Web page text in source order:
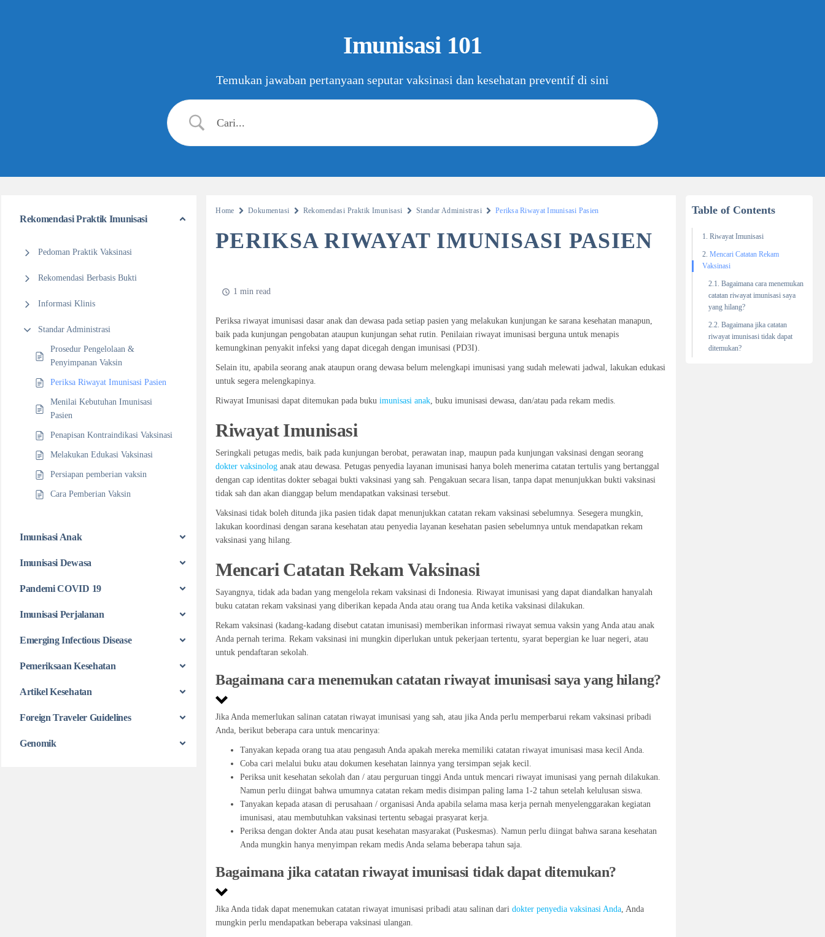
Imunisasi 101
Temukan jawaban pertanyaan seputar vaksinasi dan kesehatan preventif di sini
Rekomendasi Praktik Imunisasi
Pedoman Praktik Vaksinasi
Rekomendasi Berbasis Bukti
Informasi Klinis
Standar Administrasi
Prosedur Pengelolaan &
Penyimpanan Vaksin
Periksa Riwayat Imunisasi Pasien
Menilai Kebutuhan Imunisasi
Pasien
Penapisan Kontraindikasi Vaksinasi
Melakukan Edukasi Vaksinasi
Persiapan pemberian vaksin
Cara Pemberian Vaksin
Imunisasi Anak
Imunisasi Dewasa
Pandemi COVID 19
Imunisasi Perjalanan
Emerging Infectious Disease
Pemeriksaan Kesehatan
Artikel Kesehatan
Foreign Traveler Guidelines
Genomik
Home Dokumentasi Rekomendasi Praktik Imunisasi Standar Administrasi Periksa Riwayat Imunisasi Pasien
PERIKSA RIWAYAT IMUNISASI PASIEN
1 min read
Periksa riwayat imunisasi dasar anak dan dewasa pada setiap pasien yang melakukan kunjungan ke sarana kesehatan manapun,
baik pada kunjungan pengobatan ataupun kunjungan sehat rutin. Penilaian riwayat imunisasi berguna untuk menapis
kemungkinan penyakit infeksi yang dapat dicegah dengan imunisasi (PD3I).
Selain itu, apabila seorang anak ataupun orang dewasa belum melengkapi imunisasi yang sudah melewati jadwal, lakukan edukasi
untuk segera melengkapinya.
Riwayat Imunisasi dapat ditemukan pada bukuimunisasi anak, buku imunisasi dewasa, dan/atau pada rekam medis.
Riwayat Imunisasi
Seringkali petugas medis, baik pada kunjungan berobat, perawatan inap, maupun pada kunjungan vaksinasi dengan seorang
dokter vaksinolog anak atau dewasa. Petugas penyedia layanan imunisasi hanya boleh menerima catatan tertulis yang bertanggal
dengan cap identitas dokter sebagai bukti vaksinasi yang sah. Pengakuan secara lisan, tanpa dapat menunjukkan bukti vaksinasi
tidak sah dan akan dianggap belum mendapatkan vaksinasi tersebut.
Vaksinasi tidak boleh ditunda jika pasien tidak dapat menunjukkan catatan rekam vaksinasi sebelumnya. Sesegera mungkin,
lakukan koordinasi dengan sarana kesehatan atau penyedia layanan kesehatan pasien sebelumnya untuk mendapatkan rekam
vaksinasi yang hilang.
Mencari Catatan Rekam Vaksinasi
Sayangnya, tidak ada badan yang mengelola rekam vaksinasi di Indonesia. Riwayat imunisasi yang dapat diandalkan hanyalah
buku catatan rekam vaksinasi yang diberikan kepada Anda atau orang tua Anda ketika vaksinasi dilakukan.
Rekam vaksinasi (kadang-kadang disebut catatan imunisasi) memberikan informasi riwayat semua vaksin yang Anda atau anak
Anda pernah terima. Rekam vaksinasi ini mungkin diperlukan untuk pekerjaan tertentu, syarat bepergian ke luar negeri, atau
untuk pendaftaran sekolah.
Bagaimana cara menemukan catatan riwayat imunisasi saya yang hilang?
Jika Anda memerlukan salinan catatan riwayat imunisasi yang sah, atau jika Anda perlu memperbarui rekam vaksinasi pribadi
Anda, berikut beberapa cara untuk mencarinya:
Tanyakan kepada orang tua atau pengasuh Anda apakah mereka memiliki catatan riwayat imunisasi masa kecil Anda.
Coba cari melalui buku atau dokumen kesehatan lainnya yang tersimpan sejak kecil.
Periksa unit kesehatan sekolah dan / atau perguruan tinggi Anda untuk mencari riwayat imunisasi yang pernah dilakukan.
Namun perlu diingat bahwa umumnya catatan rekam medis disimpan paling lama 1-2 tahun setelah kelulusan siswa.
Tanyakan kepada atasan di perusahaan / organisasi Anda apabila selama masa kerja pernah menyelenggarakan kegiatan
imunisasi, atau membutuhkan vaksinasi tertentu sebagai prasyarat kerja.
Periksa dengan dokter Anda atau pusat kesehatan masyarakat (Puskesmas). Namun perlu diingat bahwa sarana kesehatan
Anda mungkin hanya menyimpan rekam medis Anda selama beberapa tahun saja.
Bagaimana jika catatan riwayat imunisasi tidak dapat ditemukan?
Jika Anda tidak dapat menemukan catatan riwayat imunisasi pribadi atau salinan daridokter penyedia vaksinasi Anda, Anda
mungkin perlu mendapatkan beberapa vaksinasi ulangan.
Table of Contents
Riwayat Imunisasi
Mencari Catatan Rekam
Vaksinasi
Bagaimana cara menemukan
catatan riwayat imunisasi saya
yang hilang?
Bagaimana jika catatan
riwayat imunisasi tidak dapat
ditemukan?